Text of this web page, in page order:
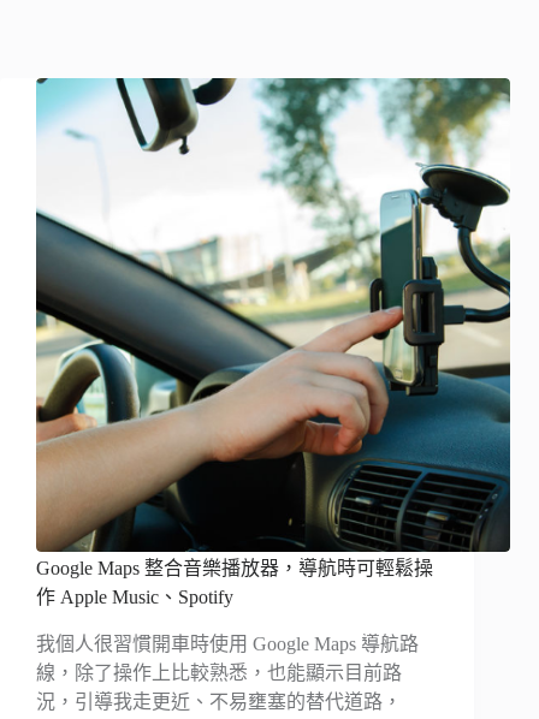
Google Maps 整合音樂播放器，導航時可輕鬆操
作 Apple Music、Spotify
我個人很習慣開車時使用 Google Maps 導航路
線，除了操作上比較熟悉，也能顯示目前路
況，引導我走更近、不易壅塞的替代道路，